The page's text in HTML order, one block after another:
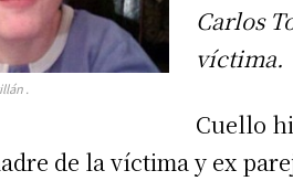
.
Carlos
víctima.
Cuello
de la víctima y ex